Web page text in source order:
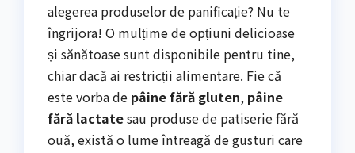
alegerea produselor de panificație? Nu te
îngrijora! O mulțime de opțiuni delicioase
și sănătoase sunt disponibile pentru tine,
chiar dacă ai restricții alimentare. Fie că
este vorba de pâine fără gluten, pâine
fără lactatesau produse de patiserie fără
ouă, există o lume întreagă de gusturi care